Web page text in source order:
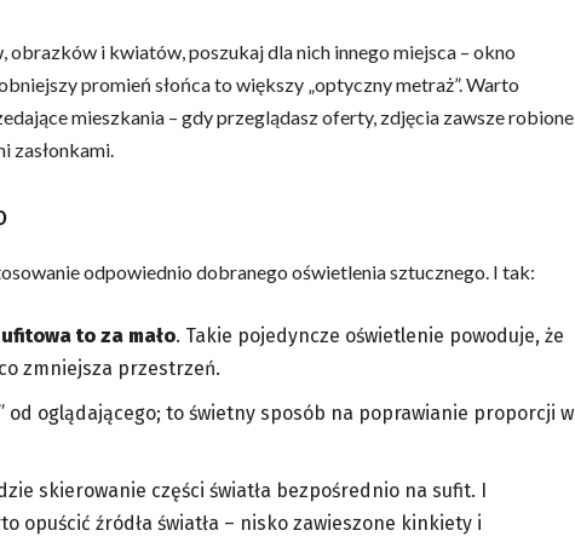
obrazków i kwiatów, poszukaj dla nich innego miejsca – okno
promień słońca to większy „optyczny metraż”. Warto
mieszkania – gdy przeglądasz oferty, zdjęcia zawsze robione
zasłonkami.
odpowiednio dobranego oświetlenia sztucznego. I tak:
to za mało. Takie pojedyncze oświetlenie powoduje, że
zmniejsza przestrzeń.
od oglądającego; to świetny sposób na poprawianie proporcji w
skierowanie części światła bezpośrednio na sufit. I
opuścić źródła światła – nisko zawieszone kinkiety i